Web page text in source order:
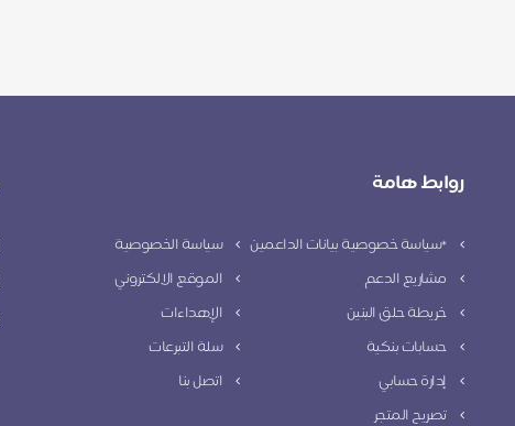
روابط هامة
*سياسة خصوصية بيانات الداعمين
سياسة الخصوصية
مشاريع الدعم
الموقع الالكتروني
خريطة حلق البنين
الإهداءات
حسابات بنكية
سلة التبرعات
إدارة حسابي
اتصل بنا
تصريح المتجر